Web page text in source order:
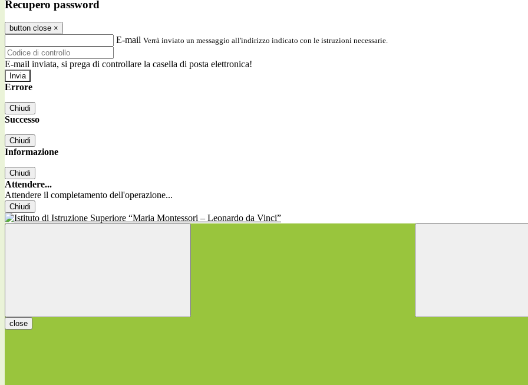
Recupero password
button close ×
E-mail Verrà inviato un messaggio all'indirizzo indicato con le istruzioni necessarie.
E-mail inviata, si prega di controllare la casella di posta elettronica!
Errore
Chiudi
Successo
Chiudi
Informazione
Chiudi
Attendere...
Attendere il completamento dell'operazione...
Chiudi
close